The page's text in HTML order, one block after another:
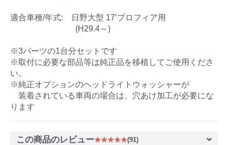
適合車種/年式: 日野大型 17’プロフィア用
(H29.4～)
※3パーツの1台分セットです
※取付に必要な部品等は純正品を移植してご使用くださ
い。
※純正オプションのヘッドライトウォッシャーが
装着されている車両の場合は、穴あけ加工が必要にな
ります
この商品のレビュー★★★★★(91)